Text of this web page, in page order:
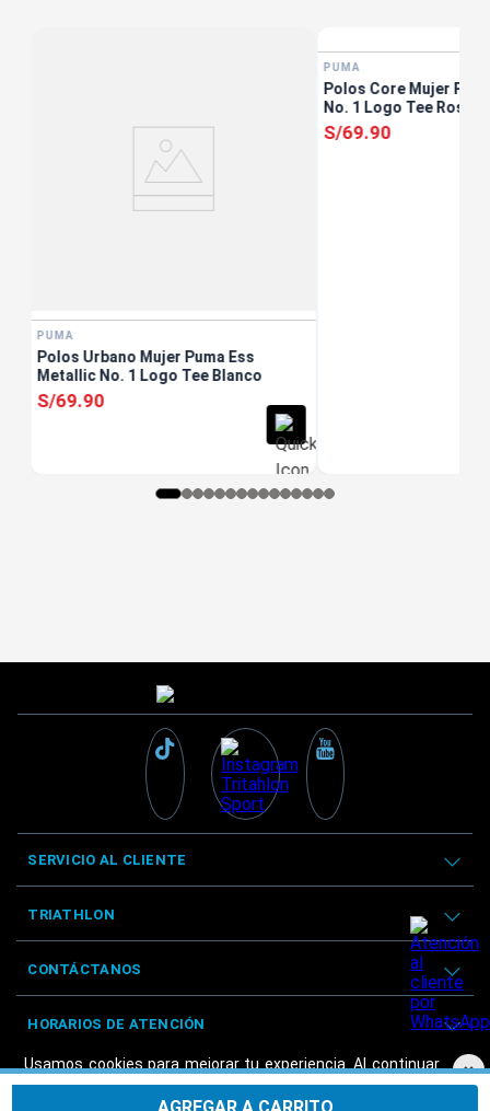
Usamos cookies para mejorar tu experiencia. Al continuar
navegando, aceptas nuestraPolítica de privacidad.
×
PUMA
Polos Urbano Mujer Puma Ess
Metallic No. 1 Logo Tee Blanco
S/69.90
PUMA
Polos Core Mujer
No. 1 Logo Tee
S/69.90
SERVICIO AL CLIENTE
TRIATHLON
CONTÁCTANOS
HORARIOS DE ATENCIÓN